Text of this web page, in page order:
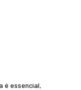
é essencial,